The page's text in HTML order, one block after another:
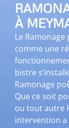
À
Le Ramonage
comme une
bistre
Ramonage
Que ce soit
ou tout autre
intervention